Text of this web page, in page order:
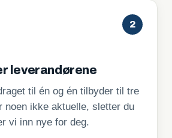
2
leverandørene
til én og én tilbyder til tre
noen ikke aktuelle, sletter du
vi inn nye for deg.